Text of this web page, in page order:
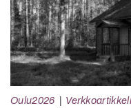
Oulu2026 Verkkoartikkeli